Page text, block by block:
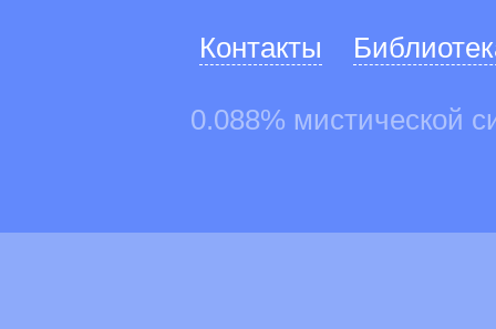
Контакты
0.088% мистической